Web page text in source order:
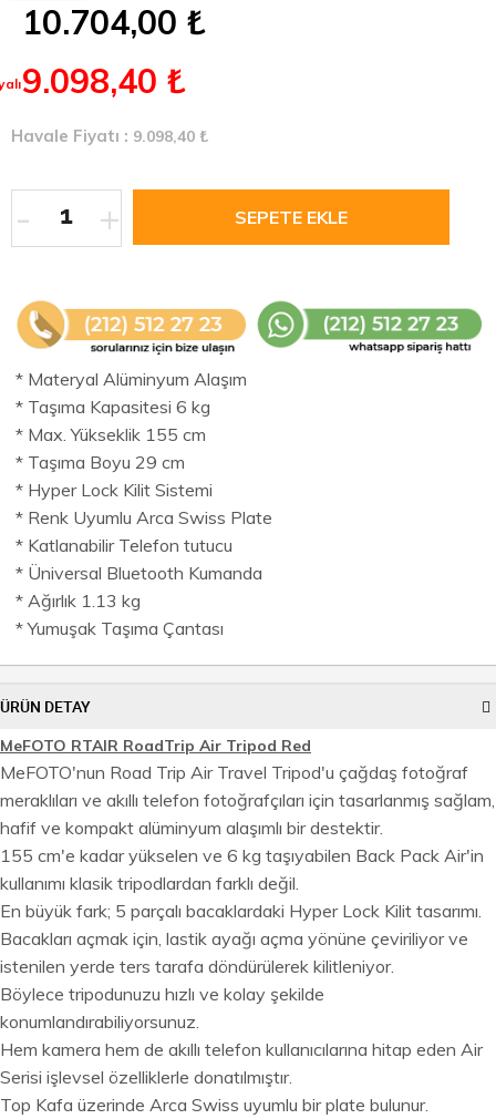
10.704,00 ₺
9.098,40 ₺
Havale Fiyatı : 9.098,40 ₺
+
-
* Materyal Alüminyum Alaşım
* Taşıma Kapasitesi 6 kg
* Max. Yükseklik 155 cm
* Taşıma Boyu 29 cm
* Hyper Lock Kilit Sistemi
* Renk Uyumlu Arca Swiss Plate
* Katlanabilir Telefon tutucu
* Üniversal Bluetooth Kumanda
* Ağırlık 1.13 kg
* Yumuşak Taşıma Çantası
ÜRÜN DETAY
MeFOTO RTAIR RoadTrip Air Tripod Red
MeFOTO'nun Road Trip Air Travel Tripod'u çağdaş fotoğraf
meraklıları ve akıllı telefon fotoğrafçıları için tasarlanmış sağlam,
hafif ve kompakt alüminyum alaşımlı bir destektir.
155 cm'e kadar yükselen ve 6 kg taşıyabilen Back Pack Air'in
kullanımı klasik tripodlardan farklı değil.
En büyük fark; 5 parçalı bacaklardaki Hyper Lock Kilit tasarımı.
Bacakları açmak için, lastik ayağı açma yönüne çeviriliyor ve
istenilen yerde ters tarafa döndürülerek kilitleniyor.
Böylece tripodunuzu hızlı ve kolay şekilde
konumlandırabiliyorsunuz.
Hem kamera hem de akıllı telefon kullanıcılarına hitap eden Air
Serisi işlevsel özelliklerle donatılmıştır.
Top Kafa üzerinde Arca Swiss uyumlu bir plate bulunur.